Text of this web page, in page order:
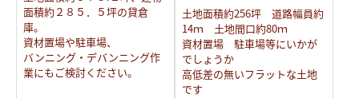
面積約２８５．５坪の貸倉
庫。
資材置場や駐車場、
バンニング・デバンニング作
業にもご検討ください。
土地面積約256坪 道路幅員約
14ｍ 土地間口約80ｍ
資材置場 駐車場等にいかが
でしょうか
高低差の無いフラットな土地
です